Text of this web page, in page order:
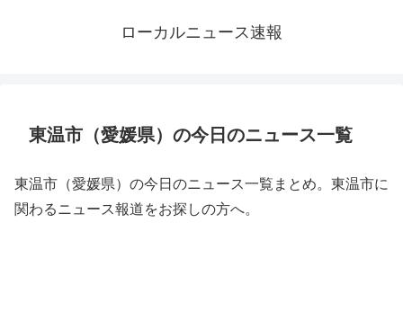
ローカルニュース速報
東温市（愛媛県）の今日のニュース一覧
東温市（愛媛県）の今日のニュース一覧まとめ。東温市に
関わるニュース報道をお探しの方へ。